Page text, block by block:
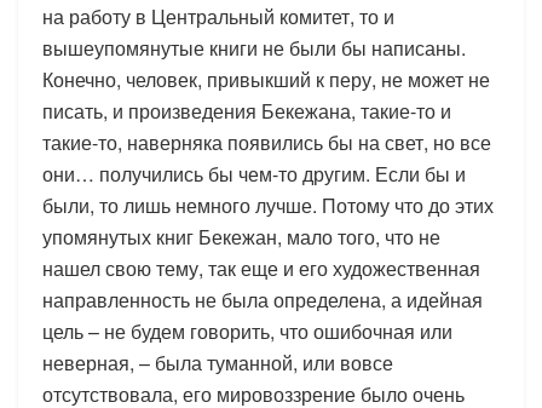
на работу в Центральный комитет, то и
вышеупомянутые книги не были бы написаны.
Конечно, человек, привыкший к перу, не может не
писать, и произведения Бекежана, такие-то и
такие-то, наверняка появились бы на свет, но все
они… получились бы чем-то другим. Если бы и
были, то лишь немного лучше. Потому что до этих
упомянутых книг Бекежан, мало того, что не
нашел свою тему, так еще и его художественная
направленность не была определена, а идейная
цель – не будем говорить, что ошибочная или
неверная, – была туманной, или вовсе
отсутствовала, его мировоззрение было очень